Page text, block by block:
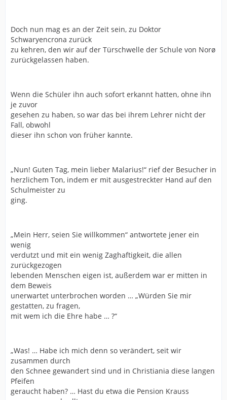
Doch nun mag es an der Zeit sein, zu Doktor
Schwaryencrona zurück
zu kehren, den wir auf der Türschwelle der Schule von Norø
zurückgelassen haben.
Wenn die Schüler ihn auch sofort erkannt hatten, ohne ihn
je zuvor
gesehen zu haben, so war das bei ihrem Lehrer nicht der
Fall, obwohl
dieser ihn schon von früher kannte.
„Nun! Guten Tag, mein lieber Malarius!“ rief der Besucher in
herzlichem Ton, indem er mit ausgestreckter Hand auf den
Schulmeister zu
ging.
„Mein Herr, seien Sie willkommen“ antwortete jener ein
wenig
verdutzt und mit ein wenig Zaghaftigkeit, die allen
zurückgezogen
lebenden Menschen eigen ist, außerdem war er mitten in
dem Beweis
unerwartet unterbrochen worden … „Würden Sie mir
gestatten, zu fragen,
mit wem ich die Ehre habe … ?“
„Was! … Habe ich mich denn so verändert, seit wir
zusammen durch
den Schnee gewandert sind und in Christiania diese langen
Pfeifen
geraucht haben? … Hast du etwa die Pension Krauss